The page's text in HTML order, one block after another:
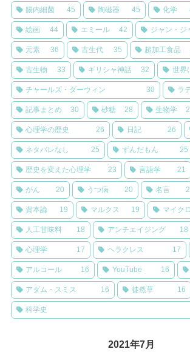
腸内細菌 45 陶磁器 45 化学
絵画 44 エミール 42 ジャン・ジ
元素 36 古生代 35 超加工食品
古生物 33 ギリシャ神話 32 世界
チャールズ・ダーウィン 30 ラ
記事まとめ 30 砂糖 28 生物学
心理学の歴史 26 日記 26
ネタバレなし 25 ずんだもん 25
歴史を変えた心理学 23 言語学 21
がん 20 うつ病 20 名言
資本論 19 マルクス 19 マイク
人工甘味料 18 アンチエイジング 18
心理学 17 ヘラクレス 17
アルコール 16 YouTube 16
アダム・スミス 16 徒然草 16
科学史
2021年7月